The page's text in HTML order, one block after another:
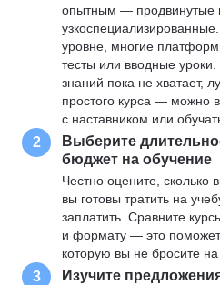
опытным — продвинутые
уровне, многие
тесты или вводные уроки.
знаний пока не хватает,
простого курса — можно
с наставником или
2
Выберите
бюджет на обучение
Честно оцените, сколько
вы готовы тратить на
заплатить. Сравните
и формату — это
которую вы не бросите на
3 Изучите